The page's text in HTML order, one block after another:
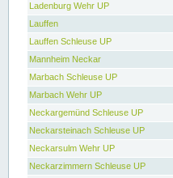
Ladenburg Wehr UP
Lauffen
Lauffen Schleuse UP
Mannheim Neckar
Marbach Schleuse UP
Marbach Wehr UP
Neckargemünd Schleuse UP
Neckarsteinach Schleuse UP
Neckarsulm Wehr UP
Neckarzimmern Schleuse UP